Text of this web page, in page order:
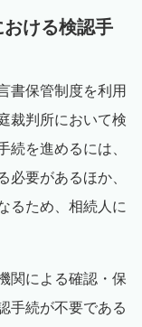
ける検認手
書保管制度を利用
裁判所において検
続を進めるには、
必要があるほか、
るため、相続人に
関による確認・保
手続が不要である